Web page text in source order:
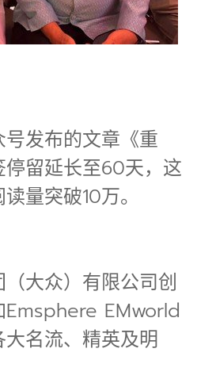
发布的文章《重
留延长至60天，这
量突破10万。
大众）有限公司创
Emsphere EMworld
名流、精英及明